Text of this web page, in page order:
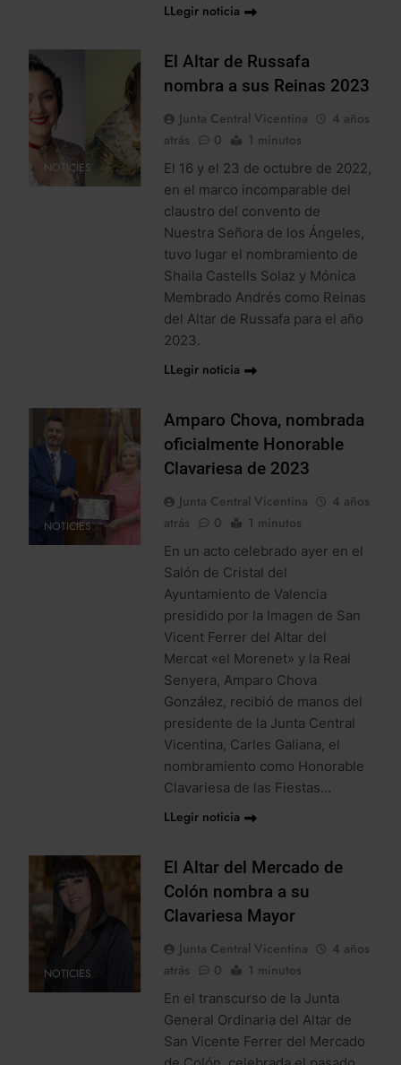
LLegir noticia
NOTICIES
El Altar de Russafa
nombra a sus Reinas 2023
Junta Central Vicentina
4 años
atrás
0 1 minutos
El 16 y el 23 de octubre de 2022,
en el marco incomparable del
claustro del convento de
Nuestra Señora de los Ángeles,
tuvo lugar el nombramiento de
Shaila Castells Solaz y Mónica
Membrado Andrés como Reinas
del Altar de Russafa para el año
2023.
LLegir noticia
NOTICIES
Amparo Chova, nombrada
oficialmente Honorable
Clavariesa de 2023
Junta Central Vicentina
4 años
atrás
0 1 minutos
En un acto celebrado ayer en el
Salón de Cristal del
Ayuntamiento de Valencia
presidido por la Imagen de San
Vicent Ferrer del Altar del
Mercat «el Morenet» y la Real
Senyera, Amparo Chova
González, recibió de manos del
presidente de la Junta Central
Vicentina, Carles Galiana, el
nombramiento como Honorable
Clavariesa de las Fiestas…
LLegir noticia
NOTICIES
El Altar del Mercado de
Colón nombra a su
Clavariesa Mayor
Junta Central Vicentina
4 años
atrás
0 1 minutos
En el transcurso de la Junta
General Ordinaria del Altar de
San Vicente Ferrer del Mercado